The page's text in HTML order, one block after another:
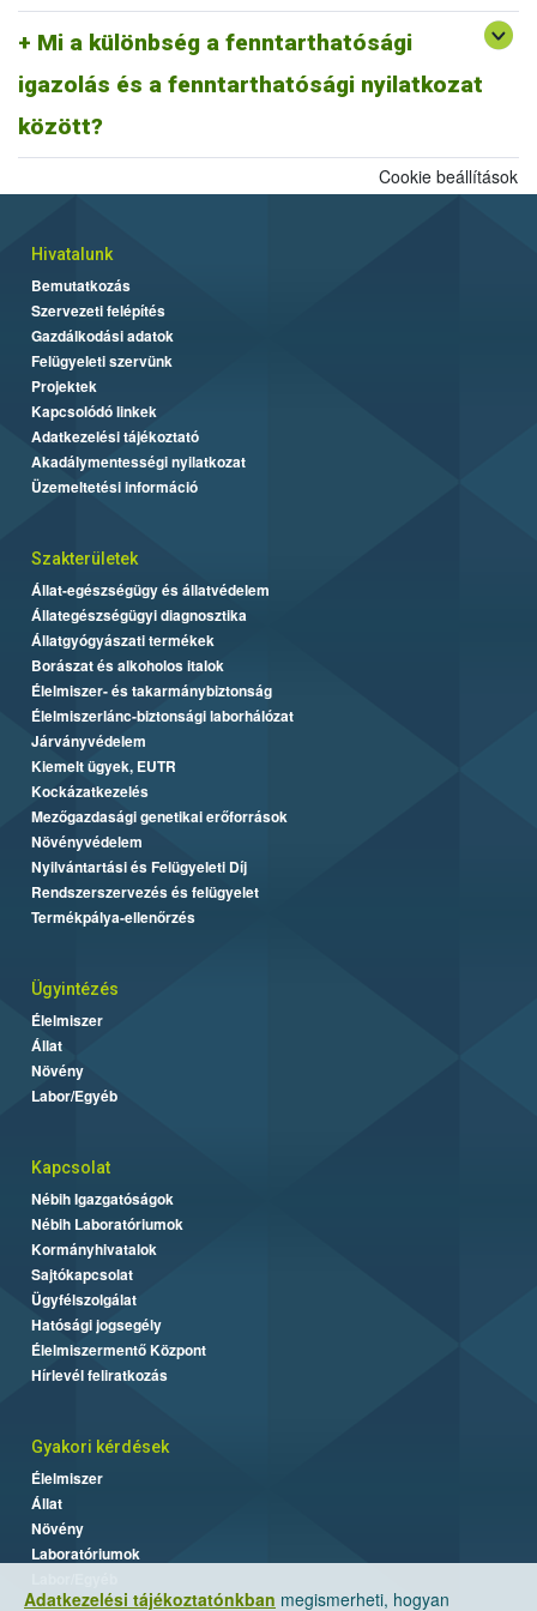
Mi a különbség a fenntarthatósági
igazolás és a fenntarthatósági nyilatkozat
között?
A fentiek alapján fenntarthatósági nyilatkozatnak minősül a
biomassza igazolás is, ahogyan egy ISCC farm nyilatkozat is,
más tagállami fenntarthatósági rendszer szerinti fenntarthatósági
dokumentum is.
Adatkezelési tájékoztatónkban megismerheti, hogyan
Cookie beállítások
Hivatalunk
Bemutatkozás
Szervezeti felépítés
Gazdálkodási adatok
Felügyeleti szervünk
Projektek
Kapcsolódó linkek
Adatkezelési tájékoztató
Akadálymentességi nyilatkozat
Üzemeltetési információ
Szakterületek
Állat-egészségügy és állatvédelem
Állategészségügyi diagnosztika
Állatgyógyászati termékek
Borászat és alkoholos italok
Élelmiszer- és takarmánybiztonság
Élelmiszerlánc-biztonsági laborhálózat
Járványvédelem
Kiemelt ügyek, EUTR
Kockázatkezelés
Mezőgazdasági genetikai erőforrások
Növényvédelem
Nyilvántartási és Felügyeleti Díj
Rendszerszervezés és felügyelet
Termékpálya-ellenőrzés
Ügyintézés
Élelmiszer
Állat
Növény
Labor/Egyéb
Kapcsolat
Nébih Igazgatóságok
Nébih Laboratóriumok
Kormányhivatalok
Sajtókapcsolat
Ügyfélszolgálat
Hatósági jogsegély
Élelmiszermentő Központ
Hírlevél feliratkozás
Gyakori kérdések
Élelmiszer
Állat
Növény
Laboratóriumok